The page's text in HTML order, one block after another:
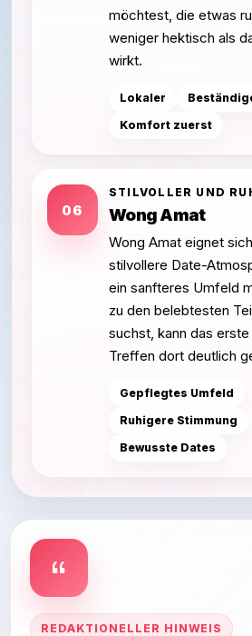
möchtest, die etwas
weniger hektisch als
wirkt.
Lokaler
Komfort zuerst
06
STILVOLLER UND
Wong Amat
Wong Amat eignet
stilvollere Date-
ein sanfteres Umfeld
zu den belebtesten
suchst, kann das
Treffen dort deutlich
Gepflegtes Umfeld
Ruhigere Stimmung
Bewusste Dates
REDAKTIONELLER HINWEIS